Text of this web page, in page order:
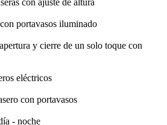
con ajuste de altura
portavasos iluminado
y cierre de un solo toque con
eléctricos
con portavasos
- noche